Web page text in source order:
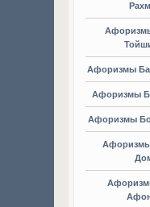
Афоризмы
Афоризмы
Афоризмы